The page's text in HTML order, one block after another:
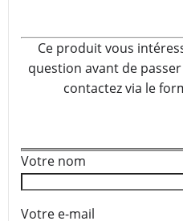
Ce produit vous
question avant de
contactez via le
Votre nom
Votre e-mail